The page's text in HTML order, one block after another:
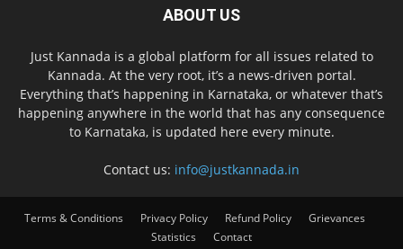
ABOUT US
Just Kannada is a global platform for all issues related to
Kannada. At the very root, it’s a news-driven portal.
Everything that’s happening in Karnataka, or whatever that’s
happening anywhere in the world that has any consequence
to Karnataka, is updated here every minute.
Contact us: info@justkannada.in
Terms & Conditions Privacy Policy Refund Policy
Grievances
Statistics
Contact